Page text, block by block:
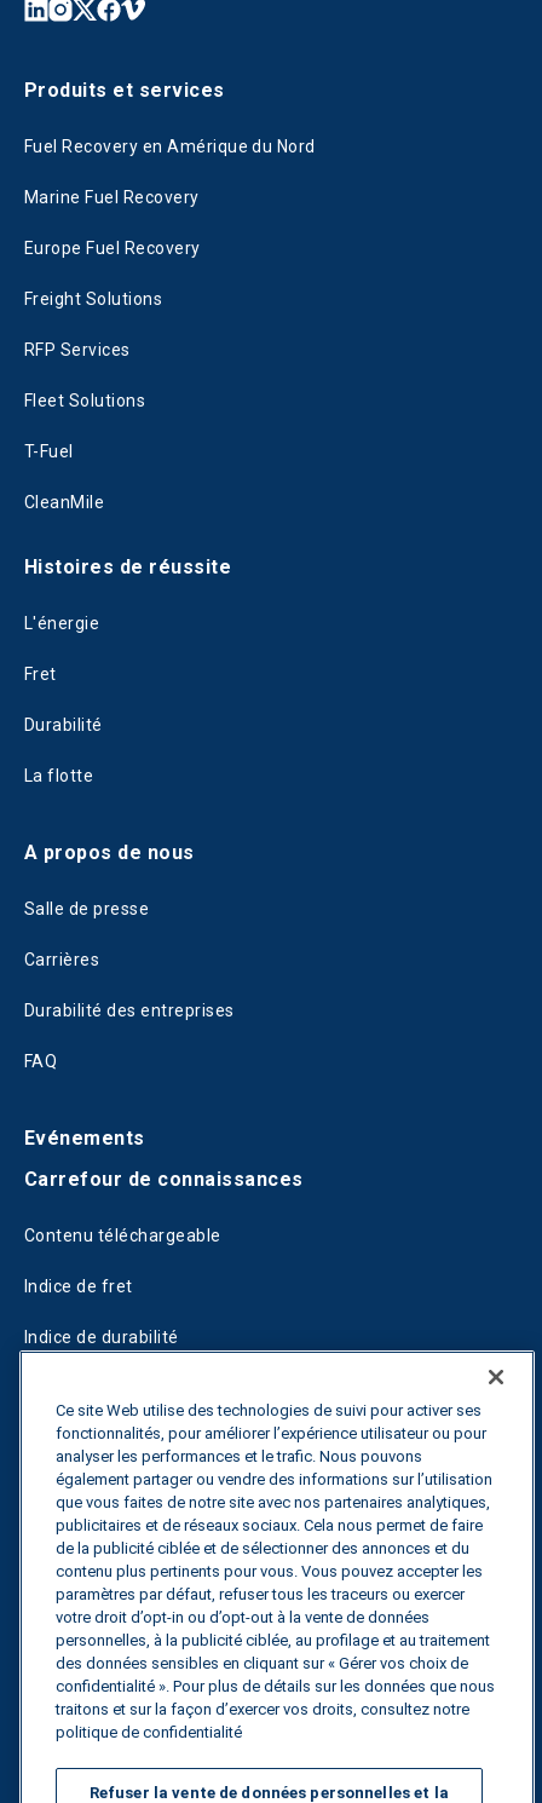
Produits et services
Fuel Recovery en Amérique du Nord
Marine Fuel Recovery
Europe Fuel Recovery
Freight Solutions
RFP Services
Fleet Solutions
T-Fuel
CleanMile
Histoires de réussite
L'énergie
Fret
Durabilité
La flotte
A propos de nous
Salle de presse
Carrières
Durabilité des entreprises
FAQ
Evénements
Carrefour de connaissances
Contenu téléchargeable
Indice de fret
Indice de durabilité
Guides
Fuel Savings Calculator
Calculateur d'optimisation des transports
Suivi des tarifs
Contactez nous
Tous droits réservés.
Politique de
Ce site Web utilise des technologies de suivi pour activer ses
fonctionnalités, pour améliorer l’expérience utilisateur ou pour
analyser les performances et le trafic. Nous pouvons
également partager ou vendre des informations sur l’utilisation
que vous faites de notre site avec nos partenaires analytiques,
publicitaires et de réseaux sociaux. Cela nous permet de faire
de la publicité ciblée et de sélectionner des annonces et du
contenu plus pertinents pour vous. Vous pouvez accepter les
paramètres par défaut, refuser tous les traceurs ou exercer
votre droit d’opt-in ou d’opt-out à la vente de données
personnelles, à la publicité ciblée, au profilage et au traitement
des données sensibles en cliquant sur « Gérer vos choix de
confidentialité ». Pour plus de détails sur les données que nous
traitons et sur la façon d’exercer vos droits, consultez notre
politique de confidentialité
Refuser la vente de données personnelles et la